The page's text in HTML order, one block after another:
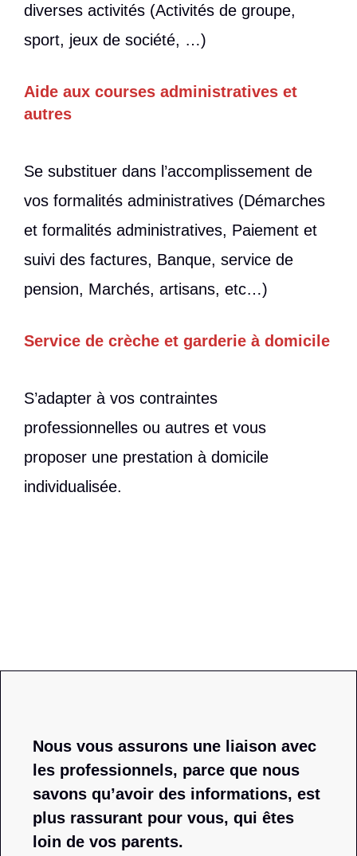
diverses activités (Activités de groupe,
sport, jeux de société, …)
Aide aux courses administratives et
autres
Se substituer dans l’accomplissement de
vos formalités administratives (Démarches
et formalités administratives, Paiement et
suivi des factures, Banque, service de
pension, Marchés, artisans, etc…)
Service de crèche et garderie à domicile
S’adapter à vos contraintes
professionnelles ou autres et vous
proposer une prestation à domicile
individualisée.
Nous vous assurons une liaison avec
les professionnels, parce que nous
savons qu’avoir des informations, est
plus rassurant pour vous, qui êtes
loin de vos parents.